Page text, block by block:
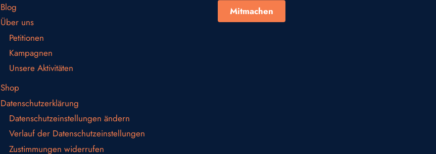
Blog
Über uns
Petitionen
Kampagnen
Unsere Aktivitäten
Shop
Datenschutzerklärung
Datenschutzeinstellungen ändern
Verlauf der Datenschutzeinstellungen
Zustimmungen widerrufen
Mitmachen